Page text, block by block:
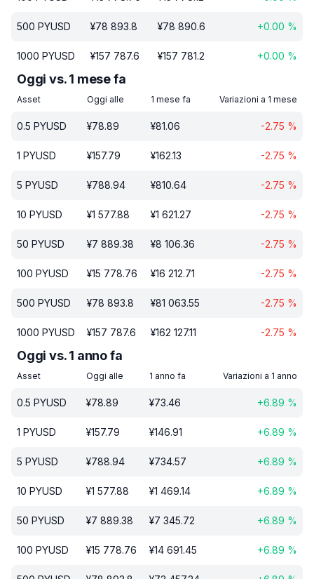
500 PYUSD ¥78 893.8 ¥78 890.6 +0.00 %
1000 PYUSD ¥157 787.6 ¥157 781.2 +0.00 %
Oggi vs. 1 mese fa
Asset Oggi alle 1 mese fa Variazioni a 1 mese
0.5 PYUSD ¥78.89 ¥81.06 -2.75 %
1 PYUSD ¥157.79 ¥162.13 -2.75 %
5 PYUSD ¥788.94 ¥810.64 -2.75 %
10 PYUSD ¥1 577.88 ¥1 621.27 -2.75 %
50 PYUSD ¥7 889.38 ¥8 106.36 -2.75 %
100 PYUSD ¥15 778.76 ¥16 212.71 -2.75 %
500 PYUSD ¥78 893.8 ¥81 063.55 -2.75 %
1000 PYUSD ¥157 787.6 ¥162 127.11 -2.75 %
Oggi vs. 1 anno fa
Asset Oggi alle 1 anno fa Variazioni a 1 anno
0.5 PYUSD ¥78.89 ¥73.46 +6.89 %
1 PYUSD ¥157.79 ¥146.91 +6.89 %
5 PYUSD ¥788.94 ¥734.57 +6.89 %
10 PYUSD ¥1 577.88 ¥1 469.14 +6.89 %
50 PYUSD ¥7 889.38 ¥7 345.72 +6.89 %
100 PYUSD ¥15 778.76 ¥14 691.45 +6.89 %